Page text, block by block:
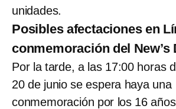
unidades.
Posibles afectaciones en
conmemoración del New’s
Por la tarde, a las 17:00 horas
20 de junio se espera haya una
conmemoración por los 16